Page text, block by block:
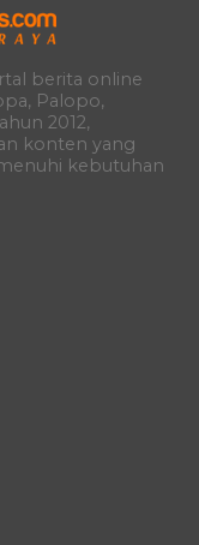
berita online
Palopo,
2012,
konten yang
kebutuhan